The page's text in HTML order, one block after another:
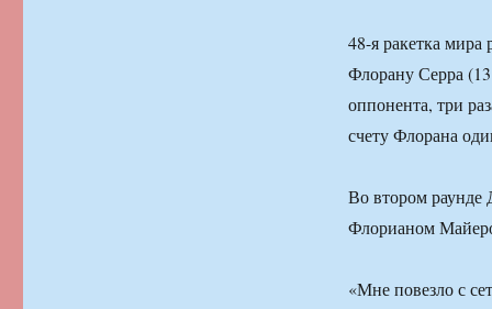
48-я ракетка
Флорану Серра
оппонента, три
счету Флорана
Во втором раунде
Флорианом
«Мне повезло с